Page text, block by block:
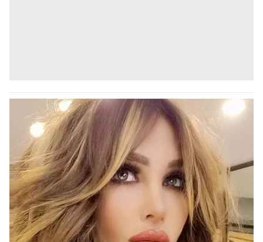
6698 sayılı Kişisel Verilerin Korunması Kanunu uyarınca
hazırlanmış Aydınlatma Metnimizi okumak ve sitemizde
ilgili mevzuata uygun olarak kullanılan çerezlerle ilgili bilgi
almak için lütfentıklayınız.